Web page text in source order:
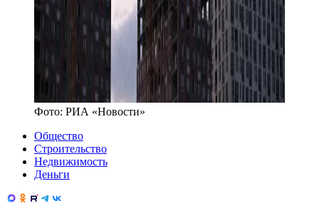
Фото: РИА «Новости»
Общество
Строительство
Недвижимость
Деньги